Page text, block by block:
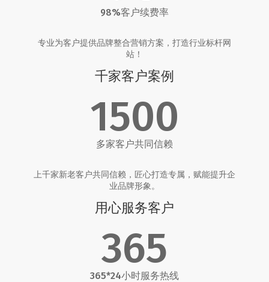
98%客户续费率
专业为客户提供品牌整合营销方案，打造行业标杆网
站！
千家客户案例
1500
多家客户共同信赖
上千家新老客户共同信赖，匠心打造专属，赋能提升企
业品牌形象。
用心服务客户
365
365*24小时服务热线